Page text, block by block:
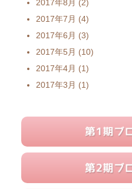
2017年8月 (2)
2017年7月 (4)
2017年6月 (3)
2017年5月 (10)
2017年4月 (1)
2017年3月 (1)